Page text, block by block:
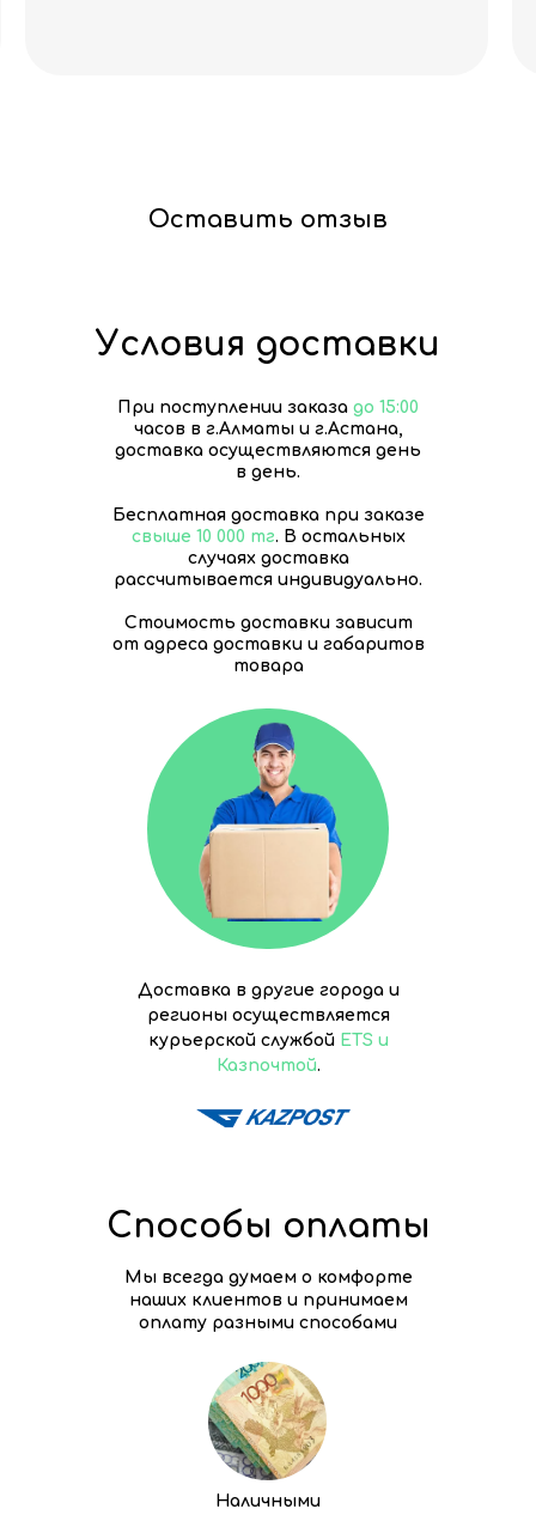
Оставить отзыв
При поступлении заказа до 15:00
часов в г.Алматы и г.Астана,
доставка осуществляются день
в день.
Бесплатная доставка при заказе
свыше 10 000 тг. В остальных
случаях доставка
рассчитывается индивидуально.
Стоимость доставки зависит
от адреса доставки и габаритов
товара
Доставка в другие города и
регионы осуществляется
курьерской службой ETS и
Казпочтой.
Условия доставки
Наличными
Способы оплаты
Мы всегда думаем о комфорте
наших клиентов и принимаем
оплату разными способами